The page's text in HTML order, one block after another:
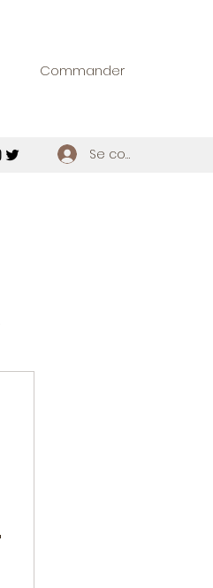
Commander
Se connecter